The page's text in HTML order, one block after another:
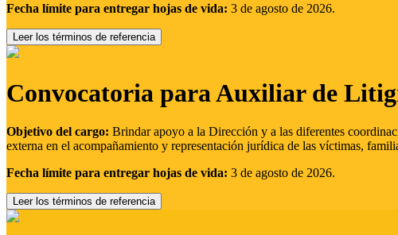
Fecha límite para entregar hojas de vida: 3 de agosto de 2026.
Leer los términos de referencia
Convocatoria para Auxiliar de
Objetivo del cargo: Brindar apoyo a la Dirección y a las diferentes
externa en el acompañamiento y representación jurídica de las víctimas,
Fecha límite para entregar hojas de vida: 3 de agosto de 2026.
Leer los términos de referencia